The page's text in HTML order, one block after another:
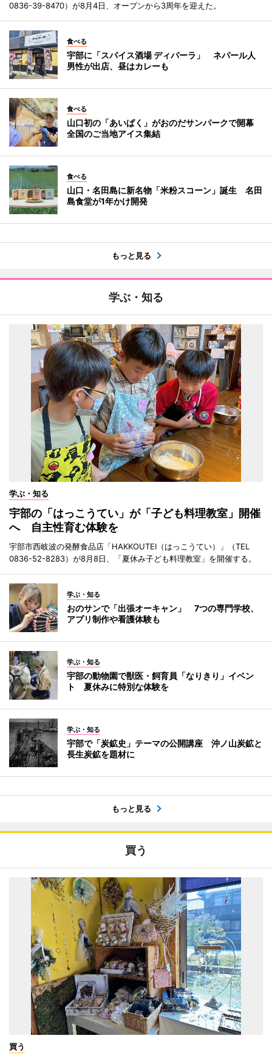
0836-39-8470）が8月4日、オープンから3周年を迎えた。
食べる
宇部に「スパイス酒場 ディパーラ」 ネパール人
男性が出店、昼はカレーも
食べる
山口初の「あいぱく」がおのだサンパークで開幕
全国のご当地アイス集結
食べる
山口・名田島に新名物「米粉スコーン」誕生 名田
島食堂が1年かけ開発
もっと見る
学ぶ・知る
学ぶ・知る
宇部の「はっこうてい」が「子ども料理教室」開催
へ 自主性育む体験を
宇部市西岐波の発酵食品店「HAKKOUTEI（はっこうてい）」（TEL
0836-52-8283）が8月8日、「夏休み子ども料理教室」を開催する。
学ぶ・知る
おのサンで「出張オーキャン」 7つの専門学校、
アプリ制作や看護体験も
学ぶ・知る
宇部の動物園で獣医・飼育員「なりきり」イベン
ト 夏休みに特別な体験を
学ぶ・知る
宇部で「炭鉱史」テーマの公開講座 沖ノ山炭鉱と
長生炭鉱を題材に
もっと見る
買う
買う